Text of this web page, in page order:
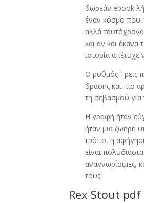
δωρεάν ebook
έναν κόσμο που
αλλά
και αν και
ιστορία
Ο ρυθμός Τρεις
δράσης και πιο
τη σεβασμού για
Η γραφή ήταν
ήταν μια ζωηρή
τρόπο, η
είναι
αναγνωρίσιμες,
τους.
Rex Stout pdf